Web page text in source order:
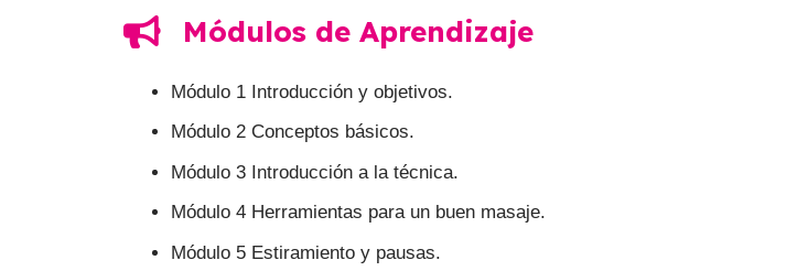
Módulos de Aprendizaje
Módulo 1 Introducción y objetivos.
Módulo 2 Conceptos básicos.
Módulo 3 Introducción a la técnica.
Módulo 4 Herramientas para un buen masaje.
Módulo 5 Estiramiento y pausas.